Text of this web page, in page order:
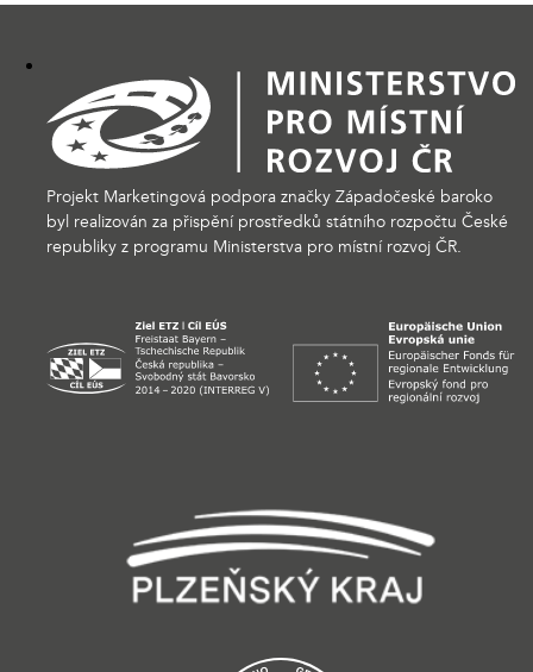
Projekt Marketingová podpora značky Západočeské baroko
byl realizován za přispění prostředků státního rozpočtu České
republiky z programu Ministerstva pro místní rozvoj ČR.